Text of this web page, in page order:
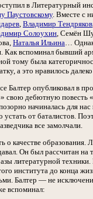
в Литературный
Паустовскому. Вместе с
, Владимир Тендряков
Солоухин, Семён
Наталья Ильина…
Как вспоминал бывший
тому была
а это нравилось
Балтер опубликовал в
свою дебютную повесть
начиналась для
устать от баталистов.
все замолчали.
о качестве образования.
Он был рассчитан на
литературной техники.
института до конца
Балтер — не
вспоминал: